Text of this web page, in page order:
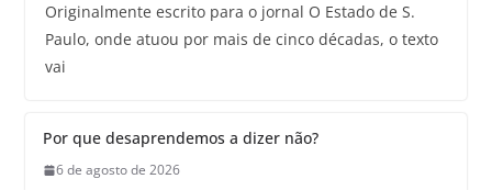
Originalmente escrito para o jornal O Estado de S.
Paulo, onde atuou por mais de cinco décadas, o texto
vai
Por que desaprendemos a dizer não?
6 de agosto de 2026